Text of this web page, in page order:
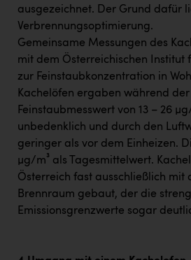
ausgezeichnet. Der Grund dafür
Verbrennungsoptimierung.
Gemeinsame Messungen des
mit dem Österreichischen Institut
zur Feinstaubkonzentration in
Kachelöfen ergaben während
Feinstaubmesswert von 13 – 26
unbedenklich und durch den
geringer als vor dem Einheizen.
µg/m³ als Tagesmittelwert.
Österreich fast ausschließlich mit
Brennraum gebaut, der die
Emissionsgrenzwerte sogar